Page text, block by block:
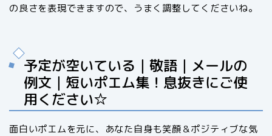
の良さを表現できますので、うまく調整してくださいね。
予定が空いている｜敬語｜メールの
例文｜短いポエム集！息抜きにご使
用ください☆
面白いポエムを元に、あなた自身も笑顔＆ポジティブな気